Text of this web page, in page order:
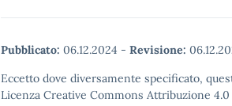
Pubblicato: 06.12.2024 - Revisione:
Eccetto dove diversamente specificato,
Licenza Creative Commons Attribuzione